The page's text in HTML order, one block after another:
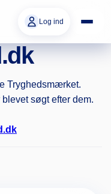
Log ind
Tryghedsmærket.
søgt efter dem.